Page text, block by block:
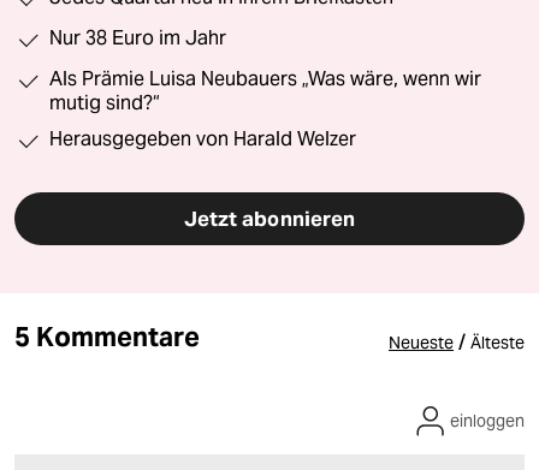
Nur 38 Euro im Jahr
Als Prämie Luisa Neubauers „Was wäre, wenn wir
mutig sind?“
Herausgegeben von Harald Welzer
Jetzt abonnieren
5 Kommentare Neueste / Älteste
einloggen